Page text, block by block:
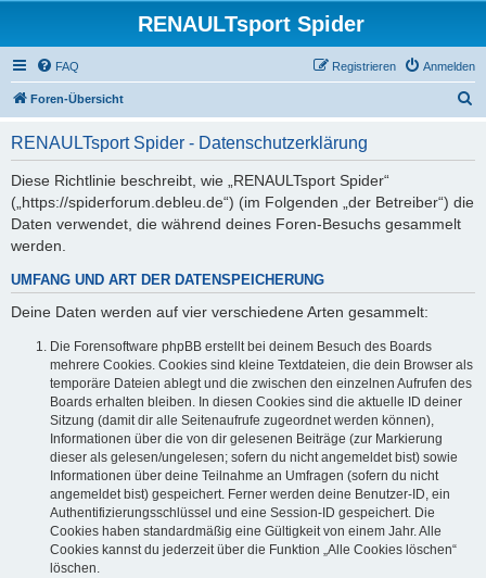
RENAULTsport Spider
FAQ Anmelden
Registrieren
Foren-Übersicht
RENAULTsport Spider - Datenschutzerklärung
Diese Richtlinie beschreibt, wie „RENAULTsport Spider“
(„https://spiderforum.debleu.de“) (im Folgenden „der Betreiber“) die
Daten verwendet, die während deines Foren-Besuchs gesammelt
werden.
UMFANG UND ART DER DATENSPEICHERUNG
Deine Daten werden auf vier verschiedene Arten gesammelt:
Die Forensoftware phpBB erstellt bei deinem Besuch des Boards
mehrere Cookies. Cookies sind kleine Textdateien, die dein Browser als
temporäre Dateien ablegt und die zwischen den einzelnen Aufrufen des
Boards erhalten bleiben. In diesen Cookies sind die aktuelle ID deiner
Sitzung (damit dir alle Seitenaufrufe zugeordnet werden können),
Informationen über die von dir gelesenen Beiträge (zur Markierung
dieser als gelesen/ungelesen; sofern du nicht angemeldet bist) sowie
Informationen über deine Teilnahme an Umfragen (sofern du nicht
angemeldet bist) gespeichert. Ferner werden deine Benutzer-ID, ein
Authentifizierungsschlüssel und eine Session-ID gespeichert. Die
Cookies haben standardmäßig eine Gültigkeit von einem Jahr. Alle
Cookies kannst du jederzeit über die Funktion „Alle Cookies löschen“
löschen.